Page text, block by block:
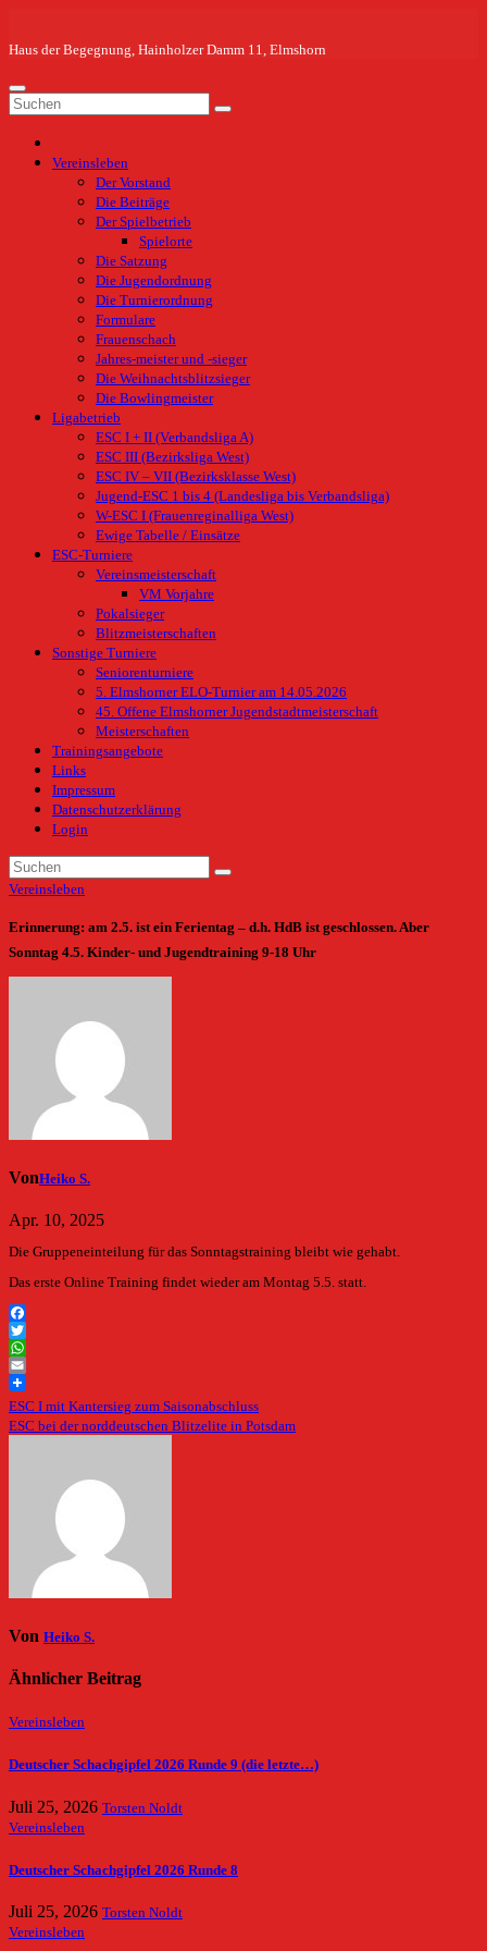
springen
Haus der Begegnung, Hainholzer Damm 11, Elmshorn
Vereinsleben
Der Vorstand
Die Beiträge
Der Spielbetrieb
Spielorte
Die Satzung
Die Jugendordnung
Die Turnierordnung
Formulare
Frauenschach
Jahres-meister und -sieger
Die Weihnachtsblitzsieger
Die Bowlingmeister
Ligabetrieb
ESC I + II (Verbandsliga A)
ESC III (Bezirksliga West)
ESC IV – VII (Bezirksklasse West)
Jugend-ESC 1 bis 4 (Landesliga bis Verbandsliga)
W-ESC I (Frauenreginalliga West)
Ewige Tabelle / Einsätze
ESC-Turniere
Vereinsmeisterschaft
VM Vorjahre
Pokalsieger
Blitzmeisterschaften
Sonstige Turniere
Seniorenturniere
5. Elmshorner ELO-Turnier am 14.05.2026
45. Offene Elmshorner Jugendstadtmeisterschaft
Meisterschaften
Trainingsangebote
Links
Impressum
Datenschutzerklärung
Login
Vereinsleben
Erinnerung: am 2.5. ist ein Ferientag – d.h. HdB ist geschlossen. Aber
Sonntag 4.5. Kinder- und Jugendtraining 9-18 Uhr
VonHeiko S.
Apr. 10, 2025
Die Gruppeneinteilung für das Sonntagstraining bleibt wie gehabt.
Das erste Online Training findet wieder am Montag 5.5. statt.
Facebook
Twitter
WhatsApp
Email
Beitragsnavigation
ESC I mit Kantersieg zum Saisonabschluss
ESC bei der norddeutschen Blitzelite in Potsdam
Von Heiko S.
Ähnlicher Beitrag
Vereinsleben
Deutscher Schachgipfel 2026 Runde 9 (die letzte…)
Juli 25, 2026 Torsten Noldt
Vereinsleben
Deutscher Schachgipfel 2026 Runde 8
Juli 25, 2026 Torsten Noldt
Vereinsleben